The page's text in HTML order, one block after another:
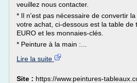
veuillez nous contacter.
* Il n'est pas nécessaire de convertir
votre achat, ci-dessous est la table de
EURO et les monnaies-clés.
* Peinture à la main :...
Lire la suite
Site : https://www.peintures-